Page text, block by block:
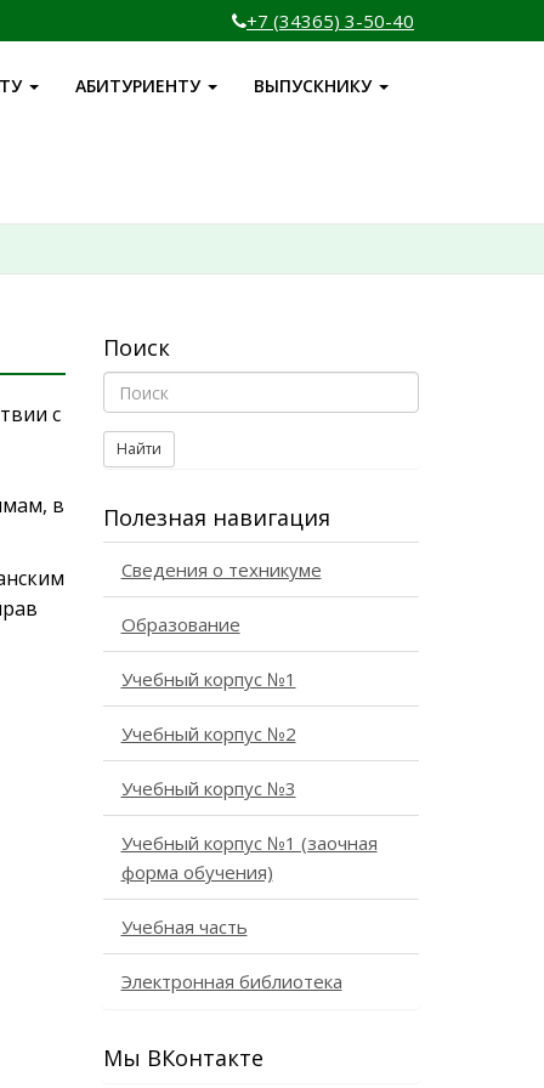
+7 (34365) 3-50-40
АБИТУРИЕНТУ ВЫПУСКНИКУ
с
в
Поиск
Найти
Полезная навигация
Сведения о техникуме
Образование
Учебный корпус №1
Учебный корпус №2
Учебный корпус №3
Учебный корпус №1 (заочная
форма обучения)
Учебная часть
Электронная библиотека
Мы ВКонтакте